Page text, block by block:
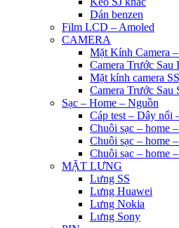
Dán benzen
Film LCD – Amoled
CAMERA
Mặt Kính Camera
Camera Trước Sau
Mặt kính camera SS
Camera Trước Sau
Sạc – Home – Nguồn
Cáp test – Dây nối
Chuôi sạc – home
Chuôi sạc – home
Chuôi sạc – home
MẶT LƯNG
Lưng SS
Lưng Huawei
Lưng Nokia
Lưng Sony